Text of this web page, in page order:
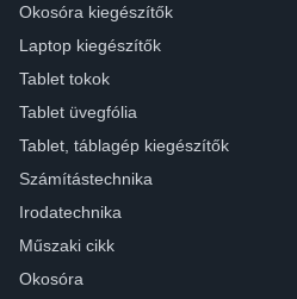
Okosóra kiegészítők
Laptop kiegészítők
Tablet tokok
Tablet üvegfólia
Tablet, táblagép kiegészítők
Számítástechnika
Irodatechnika
Műszaki cikk
Okosóra